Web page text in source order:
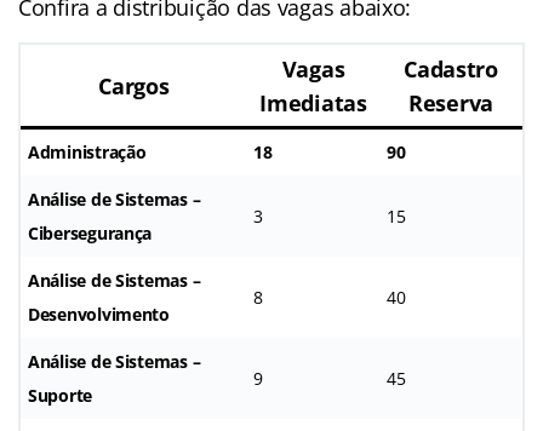
Confira a distribuição das vagas abaixo:
Cargos
Vagas
Imediatas
Cadastro
Reserva
Administração 18 90
Análise de Sistemas –
Cibersegurança
3 15
Análise de Sistemas –
Desenvolvimento
8 40
Análise de Sistemas –
Suporte
9 45